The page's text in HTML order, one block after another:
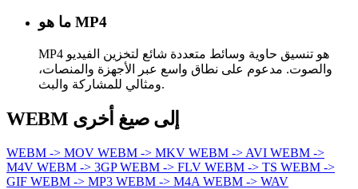
ما هو MP4
MP4 هو تنسيق حاوية وسائط متعددة شائع لتخزين الفيديو
والصوت. مدعوم على نطاق واسع عبر الأجهزة والمنصات،
ومثالي للمشاركة والبث.
WEBM إلى صيغ أخرى
WEBM -> MOV WEBM -> MKV WEBM -> AVI WEBM ->
M4V WEBM -> 3GPWEBM -> FLV WEBM -> TS WEBM ->
GIF WEBM -> MP3 WEBM -> M4A WEBM -> WAV